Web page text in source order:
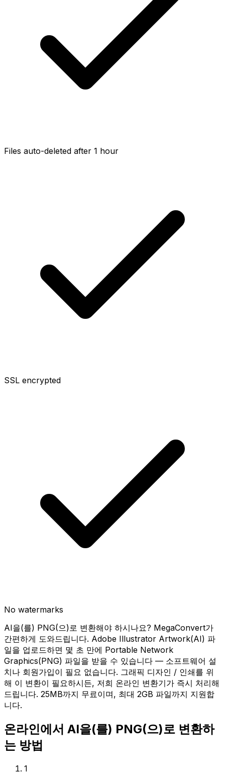
Files auto-deleted after 1 hour
SSL encrypted
No watermarks
AI을(를) PNG(으)로 변환해야 하시나요? MegaConvert가
간편하게 도와드립니다. Adobe Illustrator Artwork(AI) 파
일을 업로드하면 몇 초 만에 Portable Network
Graphics(PNG) 파일을 받을 수 있습니다 — 소프트웨어 설
치나 회원가입이 필요 없습니다. 그래픽 디자인 / 인쇄를 위
해 이 변환이 필요하시든, 저희 온라인 변환기가 즉시 처리해
드립니다. 25MB까지 무료이며, 최대 2GB 파일까지 지원합
니다.
온라인에서 AI을(를) PNG(으)로 변환하
는 방법
1